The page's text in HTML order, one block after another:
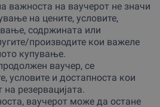
важноста на ваучерот не значи
на цените, условите,
содржината или
производите кои важеле
купување.
ваучер, се
условите и достапноста кои
резервацијата.
ваучерот може да остане